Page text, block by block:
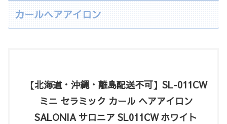
カールヘアアイロン
【北海道・沖縄・離島配送不可】SL-011CW
ミニ セラミック カール ヘアアイロン
SALONIA サロニア SL011CW ホワイト